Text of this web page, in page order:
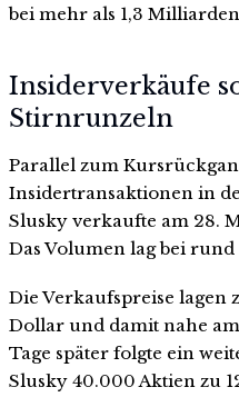
bei mehr als 1,3
Insiderverkäufe
Stirnrunzeln
Parallel zum
Insidertransaktionen in
Slusky verkaufte am 28.
Das Volumen lag bei
Die Verkaufspreise lagen
Dollar und damit nahe
Tage später folgte ein
Slusky 40.000 Aktien zu